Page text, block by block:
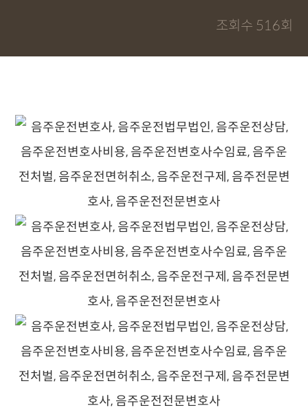
조회수 516회